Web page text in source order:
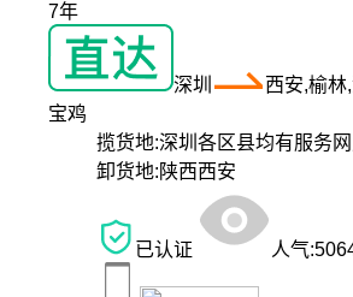
7年
深圳
西安,榆林
宝鸡
揽货地:深圳各区县均有服务
卸货地:陕西西安
已认证 人气: